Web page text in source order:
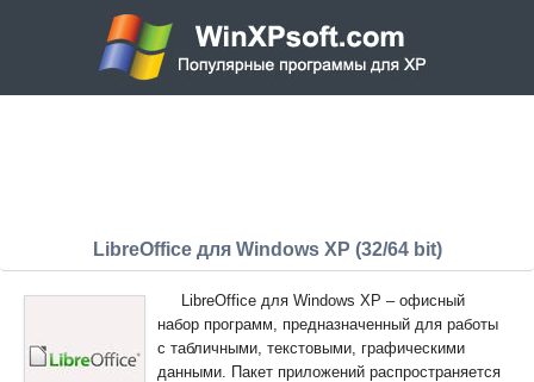
LibreOffice для Windows XP (32/64 bit)
LibreOffice для Windows XP – офисный
набор программ, предназначенный для работы
с табличными, текстовыми, графическими
данными. Пакет приложений распространяется